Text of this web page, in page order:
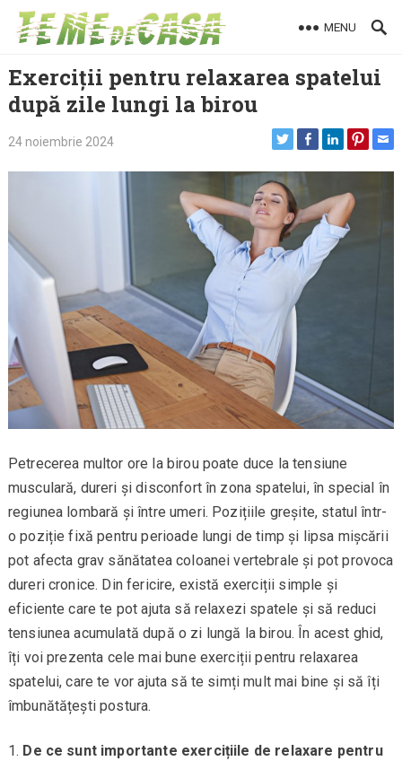
Skip
MENU
Exerciții pentru relaxarea spatelui
după zile lungi la birou
24 noiembrie 2024
Petrecerea multor ore la birou poate duce la tensiune
musculară, dureri și disconfort în zona spatelui, în special în
regiunea lombară și între umeri. Pozițiile greșite, statul într-
o poziție fixă pentru perioade lungi de timp și lipsa mișcării
pot afecta grav sănătatea coloanei vertebrale și pot provoca
dureri cronice. Din fericire, există exerciții simple și
eficiente care te pot ajuta să relaxezi spatele și să reduci
tensiunea acumulată după o zi lungă la birou. În acest ghid,
îți voi prezenta cele mai bune exerciții pentru relaxarea
spatelui, care te vor ajuta să te simți mult mai bine și să îți
îmbunătățești postura.
De ce sunt importante exercițiile de relaxare pentru